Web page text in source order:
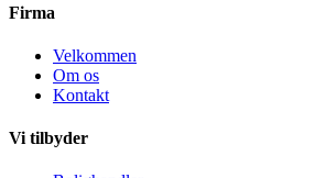
Firma
Velkommen
Om os
Kontakt
Vi tilbyder